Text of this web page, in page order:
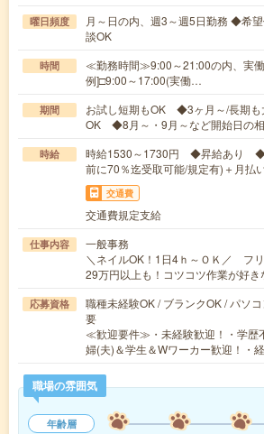
曜日頻度
月～日の内、週3～週5日勤務 ◆希
談OK
時間
≪勤務時間≫9:00～21:00の内、実
例]□9:00～17:00(実働…
期間
お試し短期もOK ◆3ヶ月～/長期
OK ◆8月～・9月～など開始日の
時給
時給1530～1730円 ◆昇給あり ◆
前に70％迄受取可能/規定有)＋月払
交通費
交通費規定支給
仕事内容
一般事務
＼ネイルOK！1日4ｈ～ＯＫ／ フ
29万円以上も！コツコツ作業が好
応募資格
職種未経験OK / ブランクOK / パソ
要
≪歓迎要件≫・未経験歓迎！・学歴
婦(夫)＆学生＆Wワーカー歓迎！・
職場の雰囲気
年齢層